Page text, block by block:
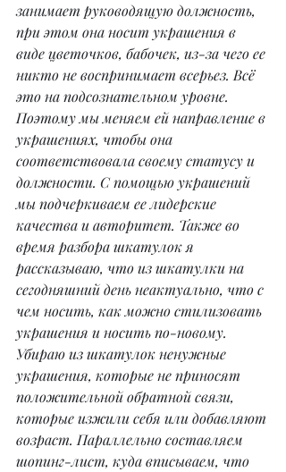
занимает руководящую должность,
при этом она носит украшения в
виде цветочков, бабочек, из-за чего ее
никто не воспринимает всерьез. Всё
это на подсознательном уровне.
Поэтому мы меняем ей направление в
украшениях, чтобы она
соответствовала своему статусу и
должности. С помощью украшений
мы подчеркиваем ее лидерские
качества и авторитет. Также во
время разбора шкатулок я
рассказываю, что из шкатулки на
сегодняшний день неактуально, что с
чем носить, как можно стилизовать
украшения и носить по-новому.
Убираю из шкатулок ненужные
украшения, которые не приносят
положительной обратной связи,
которые изжили себя или добавляют
возраст. Параллельно составляем
шопинг-лист, куда вписываем, что